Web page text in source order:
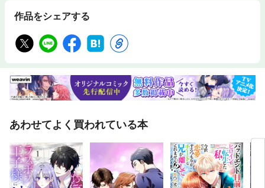
作品をシェアする
あわせてよく買われている本